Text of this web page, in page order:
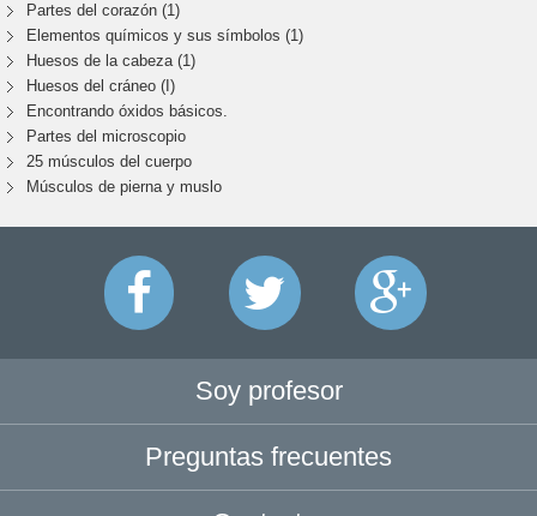
Partes del corazón (1)
Elementos químicos y sus símbolos (1)
Huesos de la cabeza (1)
Huesos del cráneo (I)
Encontrando óxidos básicos.
Partes del microscopio
25 músculos del cuerpo
Músculos de pierna y muslo
Soy profesor
Preguntas frecuentes